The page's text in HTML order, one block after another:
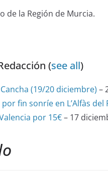
de la Región de Murcia.
(see all)
(19/20 diciembre) –
fin sonríe en L’Alfàs del
por 15€– 17